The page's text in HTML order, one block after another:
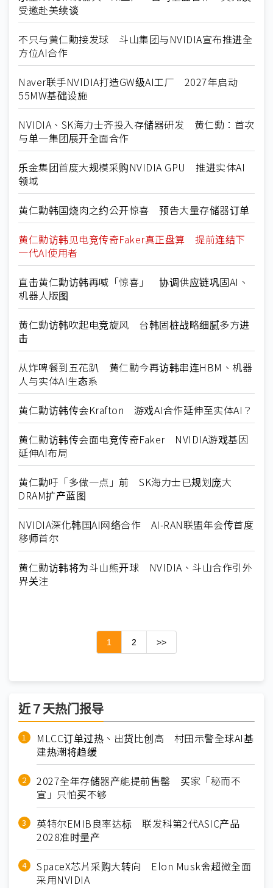
受邀赴美续谈
不只与黄仁勳接发球 斗山集团与NVIDIA宣布推进全
方位AI合作
Naver联手NVIDIA打造GW级AI工厂 2027年启动
55MW基础设施
NVIDIA、SK海力士齐投入存储器研发 黄仁勳：首次
与单一集团展开全面合作
乐金集团首度大规模采购NVIDIA GPU 推进实体AI
领域
黄仁勳韩国烧肉之约公开惊喜 预告大量存储器订单
黄仁勳访韩见电竞传奇Faker真正盘算 提前连结下
一代AI使用者
直击黄仁勳访韩再喊「惊喜」 协调供应链巩固AI、
机器人版图
黄仁勳访韩吹起电竞旋风 台韩固桩战略细腻多方进
击
从炸啤餐到五花趴 黄仁勳今再访韩串连HBM、机器
人与实体AI生态系
黄仁勳访韩传会Krafton 游戏AI合作延伸至实体AI？
黄仁勳访韩传会面电竞传奇Faker NVIDIA游戏基因
延伸AI布局
黄仁勳吁「多做一点」前 SK海力士已规划庞大
DRAM扩产蓝图
NVIDIA深化韩国AI网络合作 AI-RAN联盟年会传首度
移师首尔
黄仁勳访韩将为斗山熊开球 NVIDIA、斗山合作引外
界关注
1 2 >>
近７天热门报导
MLCC订单过热、出货比创高 村田示警全球AI基
建热潮将趋缓
2027全年存储器产能提前售罄 买家「秘而不
宣」只怕买不够
英特尔EMIB良率达标 联发科第2代ASIC产品
2028准时量产
SpaceX芯片采购大转向 Elon Musk舍超微全面
采用NVIDIA